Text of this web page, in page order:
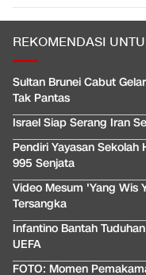
REKOMENDASI
Sultan Brunei Cabut
Tak Pantas
Israel Siap Serang Iran
Pendiri Yayasan Sekolah
995 Senjata
Video Mesum 'Yang Wis
Tersangka
Infantino Bantah
UEFA
FOTO: Momen